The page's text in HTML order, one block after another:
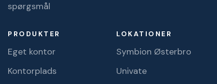
spørgsmål
PRODUKTER
Eget kontor
Kontorplads
LOKATIONER
Symbion Østerbro
Univate